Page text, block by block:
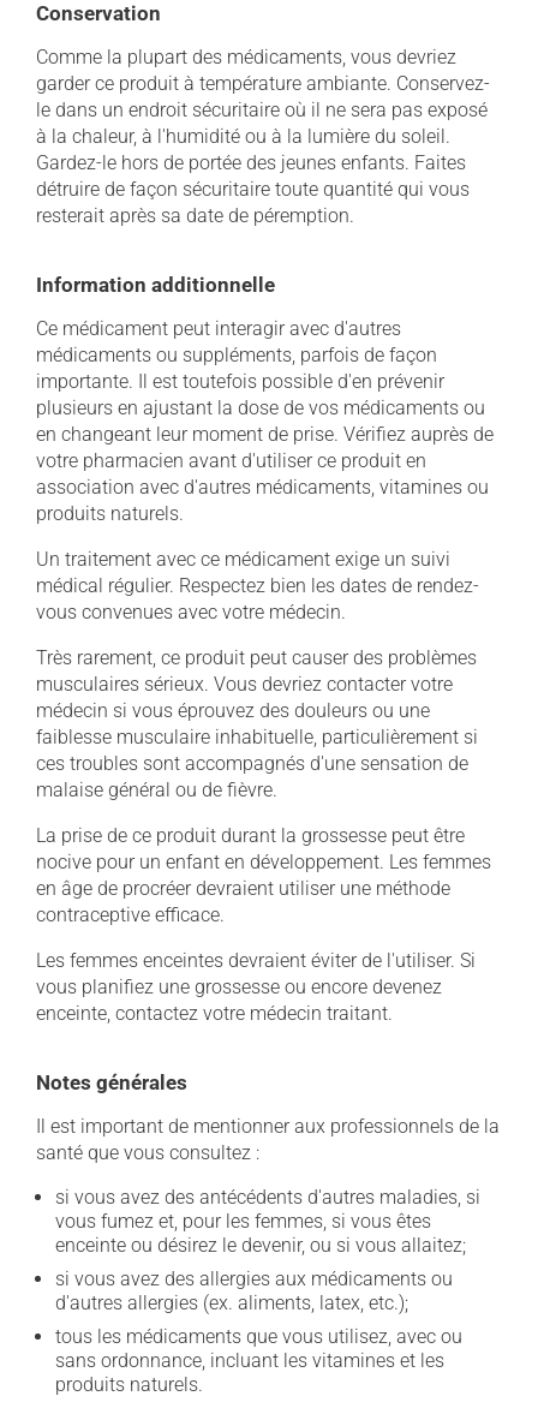
Conservation
Comme la plupart des médicaments, vous devriez
garder ce produit à température ambiante. Conservez-
le dans un endroit sécuritaire où il ne sera pas exposé
à la chaleur, à l'humidité ou à la lumière du soleil.
Gardez-le hors de portée des jeunes enfants. Faites
détruire de façon sécuritaire toute quantité qui vous
resterait après sa date de péremption.
Information additionnelle
Ce médicament peut interagir avec d'autres
médicaments ou suppléments, parfois de façon
importante. Il est toutefois possible d'en prévenir
plusieurs en ajustant la dose de vos médicaments ou
en changeant leur moment de prise. Vérifiez auprès de
votre pharmacien avant d'utiliser ce produit en
association avec d'autres médicaments, vitamines ou
produits naturels.
Un traitement avec ce médicament exige un suivi
médical régulier. Respectez bien les dates de rendez-
vous convenues avec votre médecin.
Très rarement, ce produit peut causer des problèmes
musculaires sérieux. Vous devriez contacter votre
médecin si vous éprouvez des douleurs ou une
faiblesse musculaire inhabituelle, particulièrement si
ces troubles sont accompagnés d'une sensation de
malaise général ou de fièvre.
La prise de ce produit durant la grossesse peut être
nocive pour un enfant en développement. Les femmes
en âge de procréer devraient utiliser une méthode
contraceptive efficace.
Les femmes enceintes devraient éviter de l'utiliser. Si
vous planifiez une grossesse ou encore devenez
enceinte, contactez votre médecin traitant.
Notes générales
Il est important de mentionner aux professionnels de la
santé que vous consultez :
si vous avez des antécédents d'autres maladies, si
vous fumez et, pour les femmes, si vous êtes
enceinte ou désirez le devenir, ou si vous allaitez;
si vous avez des allergies aux médicaments ou
d'autres allergies (ex. aliments, latex, etc.);
tous les médicaments que vous utilisez, avec ou
sans ordonnance, incluant les vitamines et les
produits naturels.